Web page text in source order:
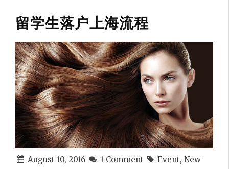
留学生落户上海流程
August 10, 2016 1 Comment Event, New